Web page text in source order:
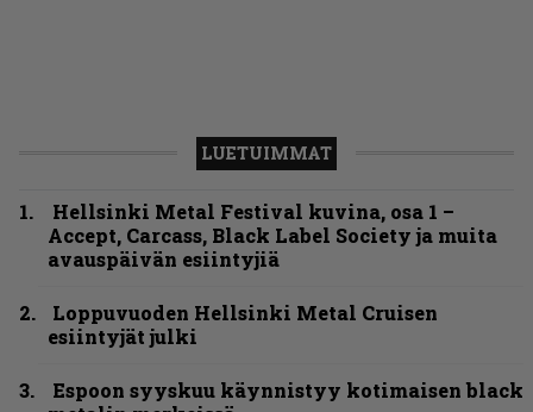
LUETUIMMAT
Hellsinki Metal Festival kuvina, osa 1 –
Accept, Carcass, Black Label Society ja muita
avauspäivän esiintyjiä
Loppuvuoden Hellsinki Metal Cruisen
esiintyjät julki
Espoon syyskuu käynnistyy kotimaisen black